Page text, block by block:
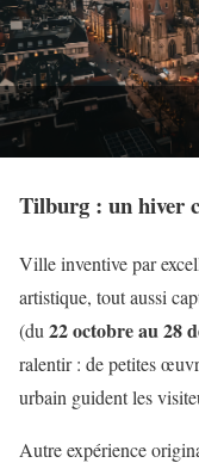
Tilburg : un hiver
Ville inventive par
artistique, tout aussi
(du 22 octobre au 28
ralentir : de petites
urbain guident les
Autre expérience